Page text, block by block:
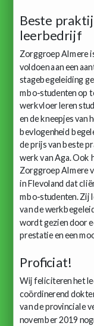
Beste
leerbedrijf
Zorggroep Almere
voldoen aan een
stagebegeleiding
mbo-studenten op
werkvloer leren
en de kneepjes van
bevlogenheid
de prijs van beste
werk van Aga. Ook
Zorggroep Almere
in Flevoland dat
mbo-studenten. Zij
van de
wordt gezien door
prestatie en een
Proficiat!
Wij feliciteren het
coördinerend
van de provinciale
november 2019